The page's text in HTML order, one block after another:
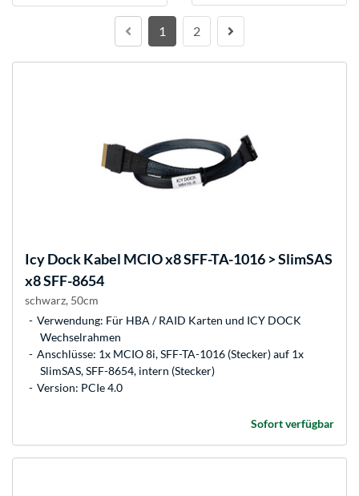
1 2
Icy DockKabel MCIO x8 SFF-TA-1016 > SlimSAS
x8 SFF-8654
schwarz, 50cm
Verwendung: Für HBA / RAID Karten und ICY DOCK
Wechselrahmen
Anschlüsse: 1x MCIO 8i, SFF-TA-1016 (Stecker) auf 1x
SlimSAS, SFF-8654, intern (Stecker)
Version: PCIe 4.0
Sofort verfügbar